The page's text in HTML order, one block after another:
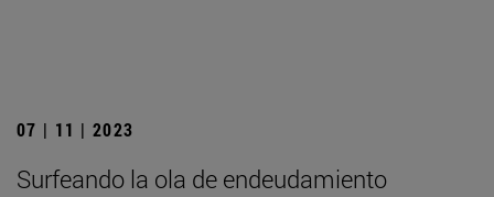
07 | 11 | 2023
Surfeando la ola de endeudamiento